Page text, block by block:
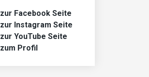
zur Facebook Seite
zur Instagram Seite
zur YouTube Seite
zum Profil